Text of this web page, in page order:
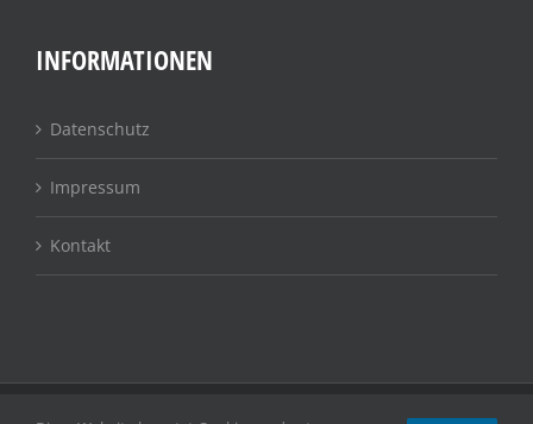
INFORMATIONEN
Datenschutz
Impressum
Kontakt
© 2021 - 2025 | ProNet Systems GmbH | IT-Lösungen für den